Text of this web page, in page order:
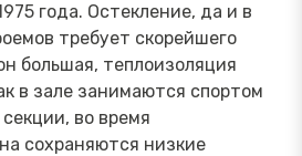
года. Остекление, да и в
требует скорейшего
большая, теплоизоляция
в зале занимаются спортом
во время
сохраняются низкие